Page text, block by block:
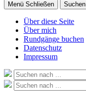
Menü Schließen Suchen
Über diese Seite
Über mich
Rundgänge buchen
Datenschutz
Impressum
Suche
nach:
Suche
nach: